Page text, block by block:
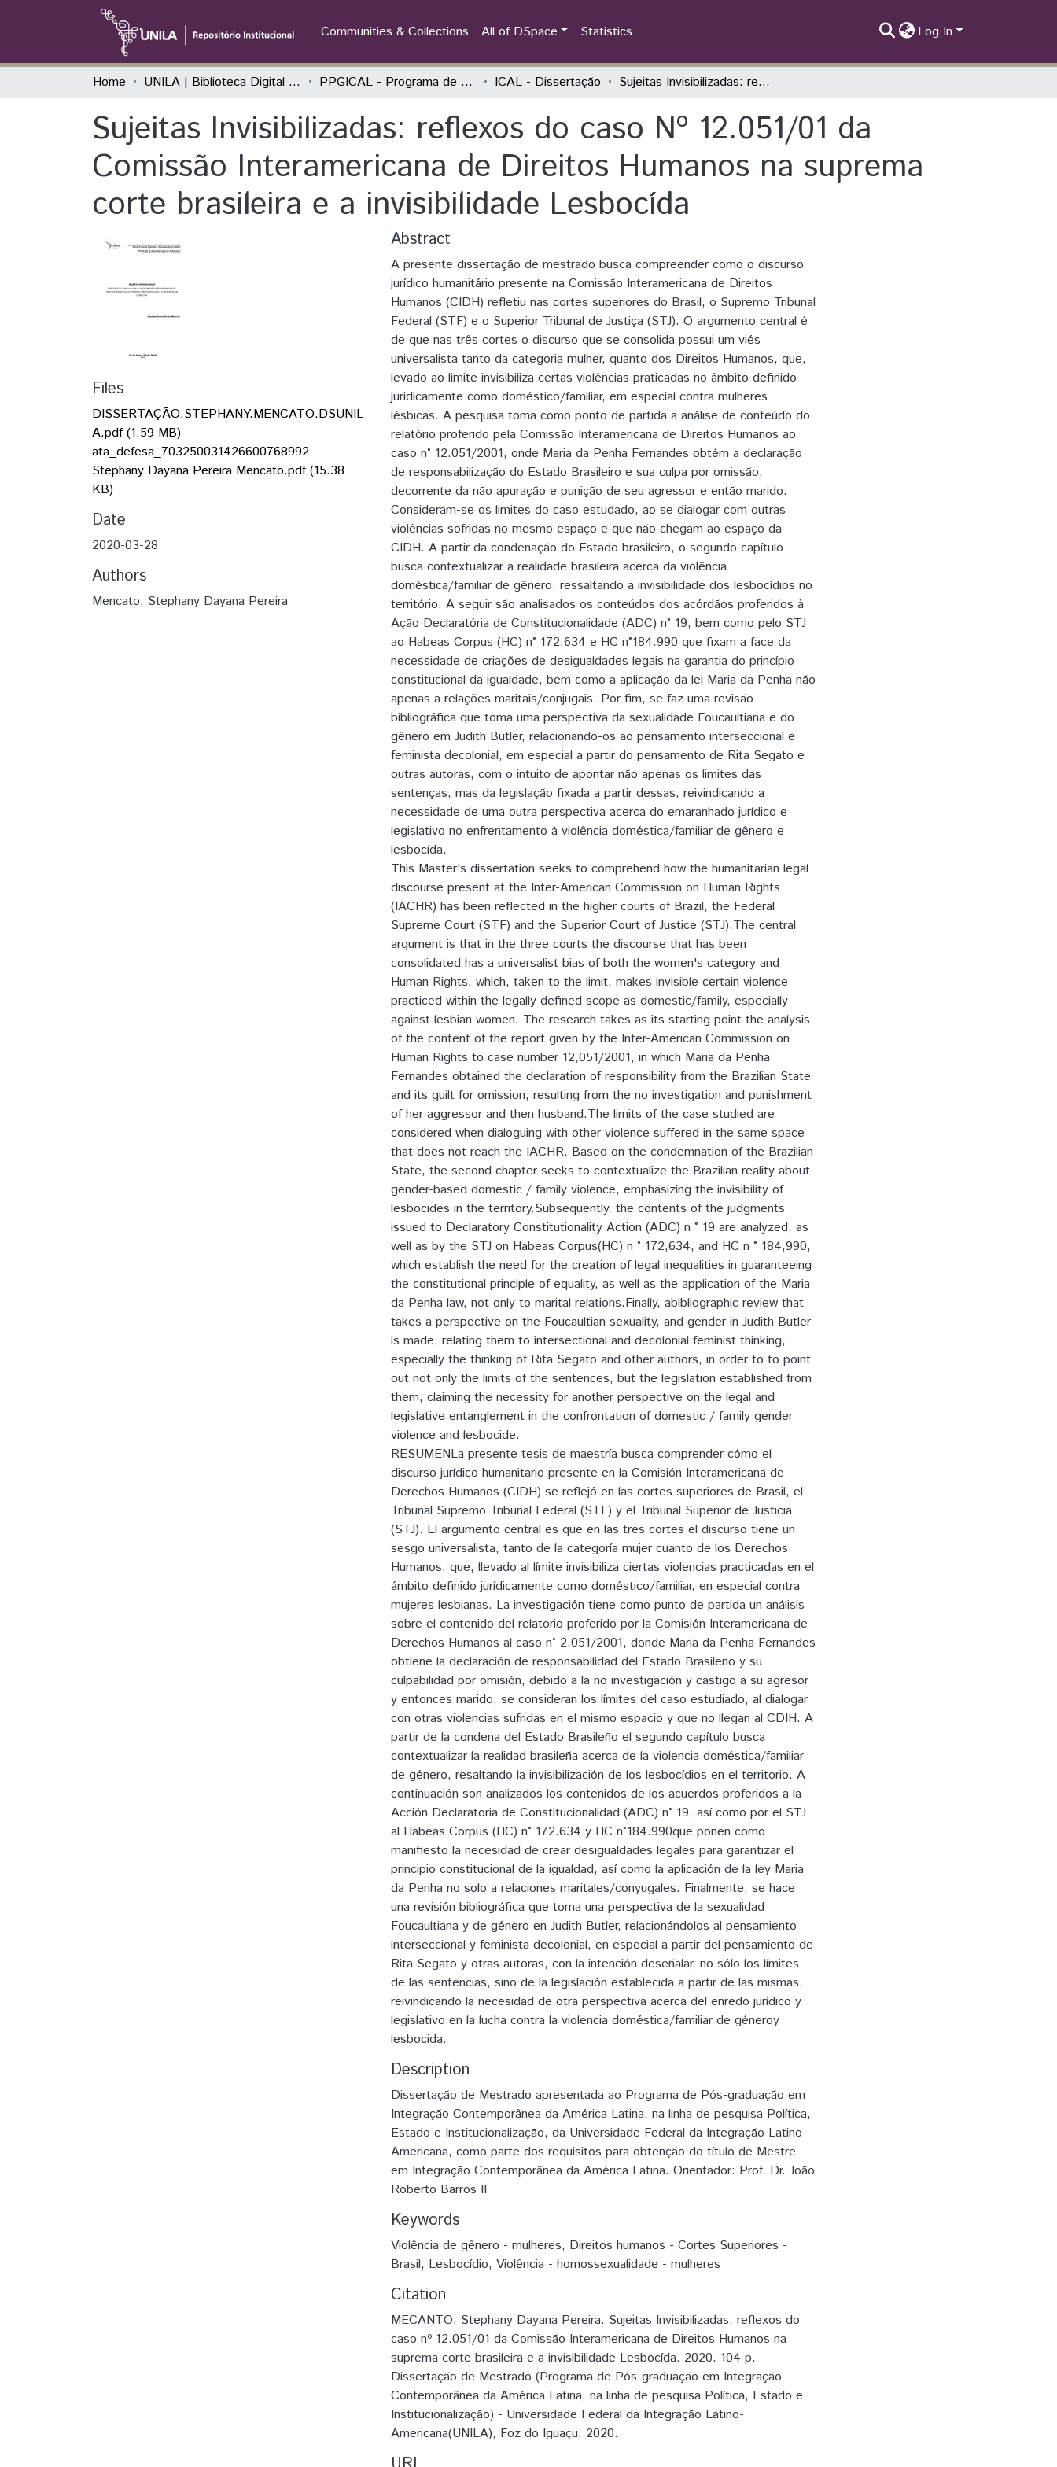
Communities & Collections All of DSpace Statistics Log In
Home UNILA | Biblioteca Digital de Dissertações e Teses PPGICAL - Programa de Pós-Graduação em Integração Contemporânea da América Latina ICAL - Dissertação Sujeitas Invisibilizadas: reflexos do caso Nº 12.051/01 da Comissão Interamericana de Direitos Humanos na suprema corte brasileira e a invisibilidade Lesbocída
Sujeitas Invisibilizadas: reflexos do caso Nº 12.051/01 da
Comissão Interamericana de Direitos Humanos na suprema
corte brasileira e a invisibilidade Lesbocída
Files
DISSERTAÇÃO.STEPHANY.MENCATO.DSUNIL
A.pdf(1.59 MB)
ata_defesa_703250031426600768992 -
Stephany Dayana Pereira Mencato.pdf(15.38
KB)
Date
2020-03-28
Authors
Mencato, Stephany Dayana Pereira
Abstract
A presente dissertação de mestrado busca compreender como o discurso
jurídico humanitário presente na Comissão Interamericana de Direitos
Humanos (CIDH) refletiu nas cortes superiores do Brasil, o Supremo Tribunal
Federal (STF) e o Superior Tribunal de Justiça (STJ). O argumento central é
de que nas três cortes o discurso que se consolida possui um viés
universalista tanto da categoria mulher, quanto dos Direitos Humanos, que,
levado ao limite invisibiliza certas violências praticadas no âmbito definido
juridicamente como doméstico/familiar, em especial contra mulheres
lésbicas. A pesquisa toma como ponto de partida a análise de conteúdo do
relatório proferido pela Comissão Interamericana de Direitos Humanos ao
caso n° 12.051/2001, onde Maria da Penha Fernandes obtém a declaração
de responsabilização do Estado Brasileiro e sua culpa por omissão,
decorrente da não apuração e punição de seu agressor e então marido.
Consideram-se os limites do caso estudado, ao se dialogar com outras
violências sofridas no mesmo espaço e que não chegam ao espaço da
CIDH. A partir da condenação do Estado brasileiro, o segundo capítulo
busca contextualizar a realidade brasileira acerca da violência
doméstica/familiar de gênero, ressaltando a invisibilidade dos lesbocídios no
território. A seguir são analisados os conteúdos dos acórdãos proferidos à
Ação Declaratória de Constitucionalidade (ADC) n° 19, bem como pelo STJ
ao Habeas Corpus (HC) n° 172.634 e HC n°184.990 que fixam a face da
necessidade de criações de desigualdades legais na garantia do princípio
constitucional da igualdade, bem como a aplicação da lei Maria da Penha não
apenas a relações maritais/conjugais. Por fim, se faz uma revisão
bibliográfica que toma uma perspectiva da sexualidade Foucaultiana e do
gênero em Judith Butler, relacionando-os ao pensamento interseccional e
feminista decolonial, em especial a partir do pensamento de Rita Segato e
outras autoras, com o intuito de apontar não apenas os limites das
sentenças, mas da legislação fixada a partir dessas, reivindicando a
necessidade de uma outra perspectiva acerca do emaranhado jurídico e
legislativo no enfrentamento à violência doméstica/familiar de gênero e
lesbocída.
This Master's dissertation seeks to comprehend how the humanitarian legal
discourse present at the Inter-American Commission on Human Rights
(IACHR) has been reflected in the higher courts of Brazil, the Federal
Supreme Court (STF) and the Superior Court of Justice (STJ).The central
argument is that in the three courts the discourse that has been
consolidated has a universalist bias of both the women's category and
Human Rights, which, taken to the limit, makes invisible certain violence
practiced within the legally defined scope as domestic/family, especially
against lesbian women. The research takes as its starting point the analysis
of the content of the report given by the Inter-American Commission on
Human Rights to case number 12,051/2001, in which Maria da Penha
Fernandes obtained the declaration of responsibility from the Brazilian State
and its guilt for omission, resulting from the no investigation and punishment
of her aggressor and then husband.The limits of the case studied are
considered when dialoguing with other violence suffered in the same space
that does not reach the IACHR. Based on the condemnation of the Brazilian
State, the second chapter seeks to contextualize the Brazilian reality about
gender-based domestic / family violence, emphasizing the invisibility of
lesbocides in the territory.Subsequently, the contents of the judgments
issued to Declaratory Constitutionality Action (ADC) n ° 19 are analyzed, as
well as by the STJ on Habeas Corpus(HC) n ° 172,634, and HC n ° 184,990,
which establish the need for the creation of legal inequalities in guaranteeing
the constitutional principle of equality, as well as the application of the Maria
da Penha law, not only to marital relations.Finally, abibliographic review that
takes a perspective on the Foucaultian sexuality, and gender in Judith Butler
is made, relating them to intersectional and decolonial feminist thinking,
especially the thinking of Rita Segato and other authors, in order to to point
out not only the limits of the sentences, but the legislation established from
them, claiming the necessity for another perspective on the legal and
legislative entanglement in the confrontation of domestic / family gender
violence and lesbocide.
RESUMENLa presente tesis de maestría busca comprender cómo el
discurso jurídico humanitario presente en la Comisión Interamericana de
Derechos Humanos (CIDH) se reflejó en las cortes superiores de Brasil, el
Tribunal Supremo Tribunal Federal (STF) y el Tribunal Superior de Justicia
(STJ). El argumento central es que en las tres cortes el discurso tiene un
sesgo universalista, tanto de la categoría mujer cuanto de los Derechos
Humanos, que, llevado al límite invisibiliza ciertas violencias practicadas en el
ámbito definido jurídicamente como doméstico/familiar, en especial contra
mujeres lesbianas. La investigación tiene como punto de partida un análisis
sobre el contenido del relatorio proferido por la Comisión Interamericana de
Derechos Humanos al caso n° 2.051/2001, donde Maria da Penha Fernandes
obtiene la declaración de responsabilidad del Estado Brasileño y su
culpabilidad por omisión, debido a la no investigación y castigo a su agresor
y entonces marido, se consideran los límites del caso estudiado, al dialogar
con otras violencias sufridas en el mismo espacio y que no llegan al CDIH. A
partir de la condena del Estado Brasileño el segundo capítulo busca
contextualizar la realidad brasileña acerca de la violencia doméstica/familiar
de género, resaltando la invisibilización de los lesbocídios en el territorio. A
continuación son analizados los contenidos de los acuerdos proferidos a la
Acción Declaratoria de Constitucionalidad (ADC) n° 19, así como por el STJ
al Habeas Corpus (HC) n° 172.634 y HC n°184.990que ponen como
manifiesto la necesidad de crear desigualdades legales para garantizar el
principio constitucional de la igualdad, así como la aplicación de la ley Maria
da Penha no solo a relaciones maritales/conyugales. Finalmente, se hace
una revisión bibliográfica que toma una perspectiva de la sexualidad
Foucaultiana y de género en Judith Butler, relacionándolos al pensamiento
interseccional y feminista decolonial, en especial a partir del pensamiento de
Rita Segato y otras autoras, con la intención deseñalar, no sólo los límites
de las sentencias, sino de la legislación establecida a partir de las mismas,
reivindicando la necesidad de otra perspectiva acerca del enredo jurìdico y
legislativo en la lucha contra la violencia doméstica/familiar de géneroy
lesbocida.
Description
Dissertação de Mestrado apresentada ao Programa de Pós-graduação em
Integração Contemporânea da América Latina, na linha de pesquisa Política,
Estado e Institucionalização, da Universidade Federal da Integração Latino-
Americana, como parte dos requisitos para obtenção do título de Mestre
em Integração Contemporânea da América Latina. Orientador: Prof. Dr. João
Roberto Barros II
Keywords
Violência de gênero - mulheres, Direitos humanos - Cortes Superiores -
Brasil, Lesbocídio, Violência - homossexualidade - mulheres
Citation
MECANTO, Stephany Dayana Pereira. Sujeitas Invisibilizadas: reflexos do
caso nº 12.051/01 da Comissão Interamericana de Direitos Humanos na
suprema corte brasileira e a invisibilidade Lesbocída. 2020. 104 p.
Dissertação de Mestrado (Programa de Pós-graduação em Integração
Contemporânea da América Latina, na linha de pesquisa Política, Estado e
Institucionalização) - Universidade Federal da Integração Latino-
Americana(UNILA), Foz do Iguaçu, 2020.